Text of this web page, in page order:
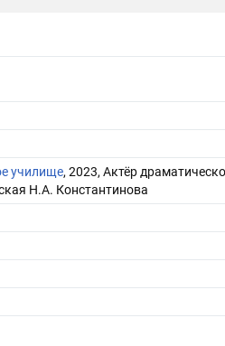
училище, 2023, Актёр
Н.А. Константинова